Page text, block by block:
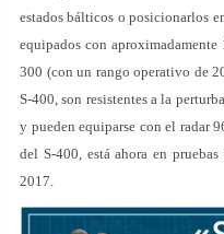
estados bálticos o posicionarlos
equipados con
300 (con un rango operativo de
S-400, son resistentes a la
y pueden equiparse con el radar
del S-400, está ahora en
2017.